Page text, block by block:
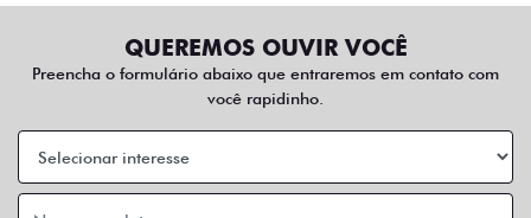
QUEREMOS OUVIR VOCÊ
Preencha o formulário abaixo que entraremos em contato com
você rapidinho.